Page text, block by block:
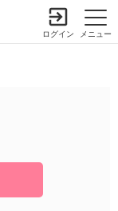
メニュー
ログイン